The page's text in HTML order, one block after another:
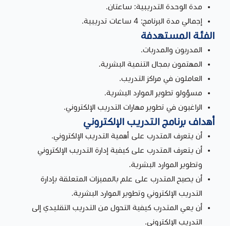
مدة الوحدة التدريبية: ساعتان.
إجمالي مدة البرنامج: 4 ساعات تدريبية.
الفئة المستهدفة
المدربون والمدربات.
المهتمون بمجال التنمية البشرية.
العاملون في مراكز التدريب.
مسؤولو تطوير الموارد البشرية.
الراغبون في تطوير مهارات التدريب الإلكتروني.
أهداف برنامج التدريب الإلكتروني
أن يتعرف المتدرب على أهمية التدريب الإلكتروني.
أن يتعرف المتدرب على كيفية إدارة التدريب الإلكتروني
وتطوير الموارد البشرية.
أن يصبح المتدرب على علم بالمميزات المتعلقة بإدارة
التدريب الإلكتروني وتطوير الموارد البشرية.
أن يعي المتدرب كيفية التحول من التدريب التقليدي إلى
التدريب الإلكتروني.